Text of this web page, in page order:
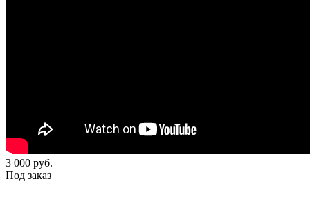
3 000 руб.
Под заказ